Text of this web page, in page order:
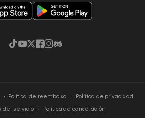
TikTok
YouTube
Twitter
Facebook
Instagram
Discordia
· Política de reembolso Política de privacidad
del servicio Política de cancelación